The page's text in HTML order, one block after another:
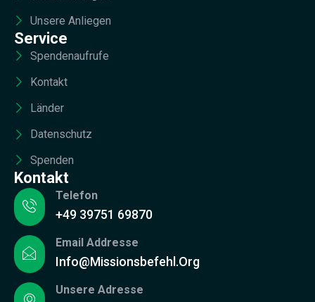
Unsere Anliegen
Service
Spendenaufrufe
Kontakt
Länder
Datenschutz
Spenden
Kontakt
Telefon
+49 39751 69870
Email Addresse
Info@missionsbefehl.org
Unsere Adresse